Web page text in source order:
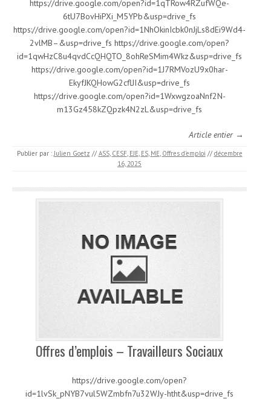
https://drive.google.com/open?id=1qTRow4RZufWQe-
6tU7BovHiPXi_M5YPb&usp=drive_fs
https://drive.google.com/open?id=1NhOkinIcbk0nJjLs8dEi9Wd4-
2vlMB–&usp=drive_fs https://drive.google.com/open?
id=1qwHzC8u4qvdCcQHQTO_8ohReSMim4Wkz&usp=drive_fs
https://drive.google.com/open?id=1J7RMVozU9x0har-
EkyfJKQHowG2cflJI&usp=drive_fs
https://drive.google.com/open?id=1WxwgzoaNnf2N-
m13Gz458kZQpzk4N2zL&usp=drive_fs
Article entier →
Publier par :Julien Goetz // ASS, CESF, EJE, ES, ME, Offres d'emploi // décembre
16, 2025
Offres d’emplois – Travailleurs Sociaux
https://drive.google.com/open?
id=1lvSk_pNYB7vul5WZmbfn7u32WJy-htht&usp=drive_fs